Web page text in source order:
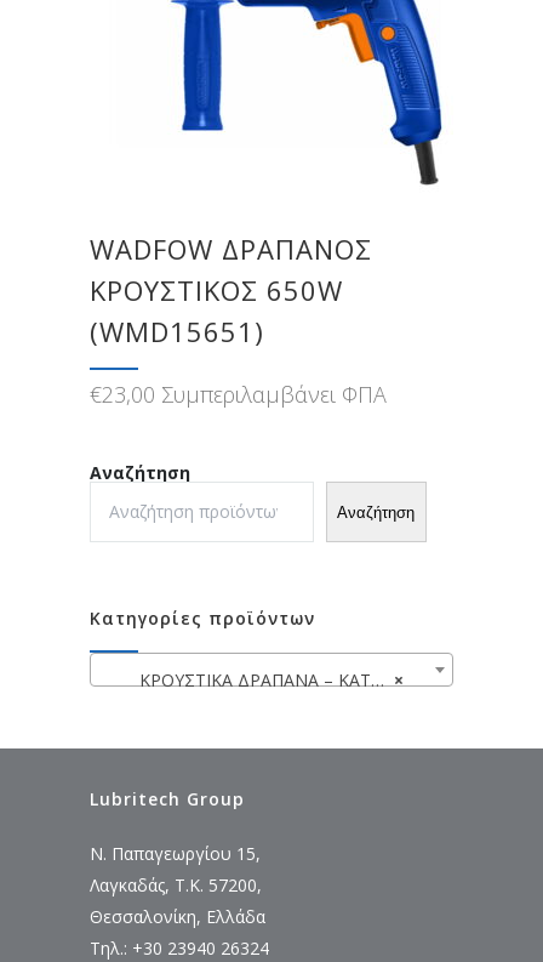
WADFOW ΔΡΑΠΑΝΟΣ
ΚΡΟΥΣΤΙΚΟΣ 650W
(WMD15651)
€23,00 Συμπεριλαμβάνει ΦΠΑ
Αναζήτηση
Αναζήτηση
Κατηγορίες προϊόντων
×
ΚΡΟΥΣΤΙΚΑ ΔΡΑΠΑΝΑ – ΚΑΤΣΑΒΙΔΙΕΡΕΣ
Lubritech Group
Ν. Παπαγεωργίου 15,
Λαγκαδάς, Τ.Κ. 57200,
Θεσσαλονίκη, Ελλάδα
Τηλ.: +30 23940 26324